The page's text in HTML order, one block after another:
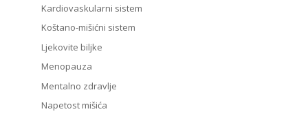
Kardiovaskularni sistem
Koštano-mišićni sistem
Ljekovite biljke
Menopauza
Mentalno zdravlje
Napetost mišića